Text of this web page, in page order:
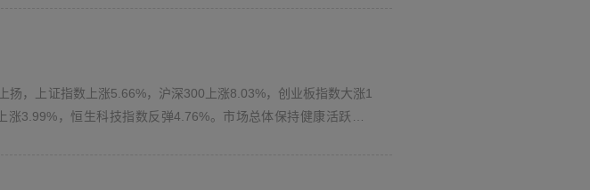
三方或在其网站所提供的服务和产品，亦不可视为本公司与该等第三方或其网站构
供的信息、资料、产品及服务，请您审慎辨别及判断，并应当由该等链接网站对其提
意自行承担使用本网站服务的所有风险及因该等风险可能造成的任何损害。对于因
扬，上证指数上涨5.66%，沪深300上涨8.03%，创业板指数大涨1
3.99%，恒生科技指数反弹4.76%。市场总体保持健康活跃，A